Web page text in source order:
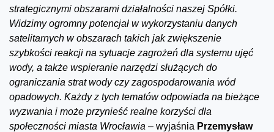
strategicznymi obszarami działalności naszej Spółki.
Widzimy ogromny potencjał w wykorzystaniu danych
satelitarnych w obszarach takich jak zwiększenie
szybkości reakcji na sytuacje zagrożeń dla systemu ujęć
wody, a także wspieranie narzędzi służących do
ograniczania strat wody czy zagospodarowania wód
opadowych. Każdy z tych tematów odpowiada na bieżące
wyzwania i może przynieść realne korzyści dla
społeczności miasta Wrocławia – wyjaśnia Przemysław